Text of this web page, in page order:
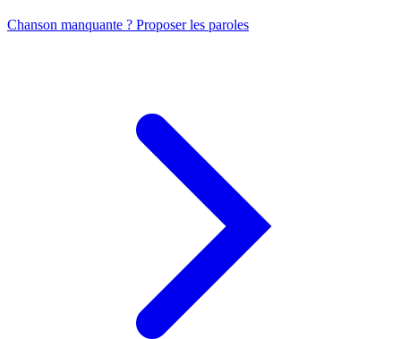
Chanson manquante ? Proposer les paroles